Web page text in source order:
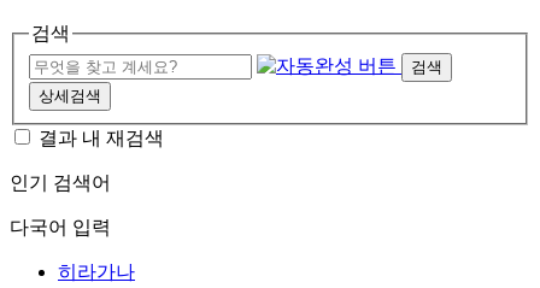
검색
검색
상세검색
결과 내 재검색
인기 검색어
다국어 입력
히라가나